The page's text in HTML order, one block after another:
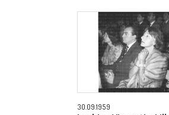
30.09.1959